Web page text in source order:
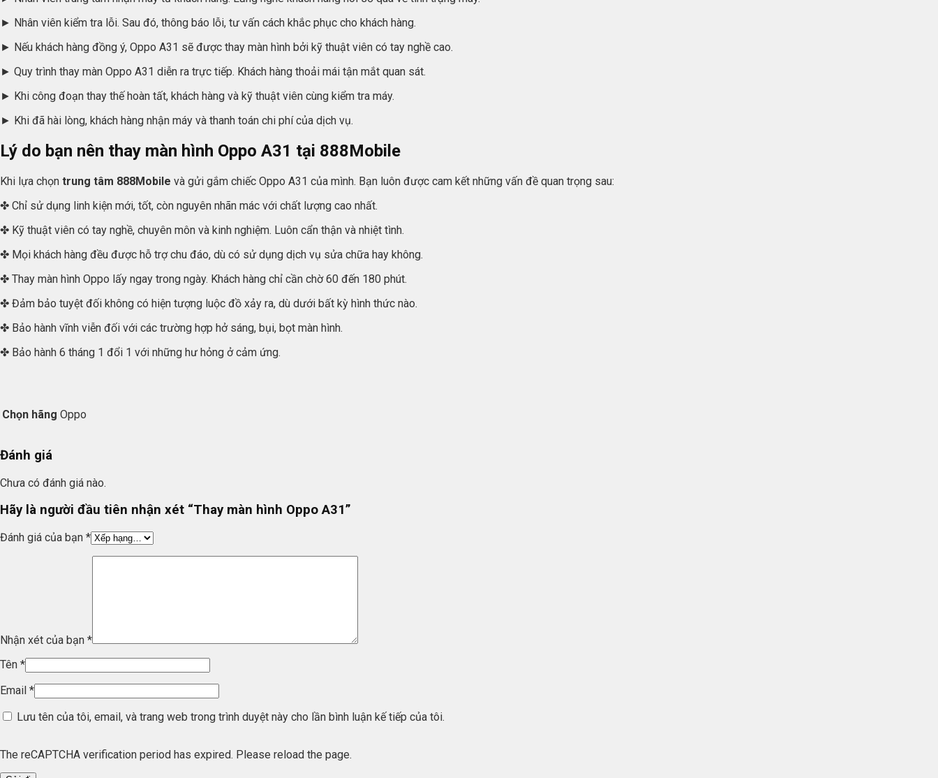
► Nhân viên kiểm tra lỗi. Sau đó, thông báo lỗi, tư vấn cách khắc phục cho khách hàng.
► Nếu khách hàng đồng ý, Oppo A31 sẽ được thay màn hình bởi kỹ thuật viên có tay nghề cao.
► Quy trình thay màn Oppo A31 diễn ra trực tiếp. Khách hàng thoải mái tận mắt quan sát.
► Khi công đoạn thay thế hoàn tất, khách hàng và kỹ thuật viên cùng kiểm tra máy.
► Khi đã hài lòng, khách hàng nhận máy và thanh toán chi phí của dịch vụ.
Lý do bạn nên thay màn hình Oppo A31 tại 888Mobile
Khi lựa chọn trung tâm 888Mobile và gửi gắm chiếc Oppo A31 của mình. Bạn luôn được cam kết những vấn đề quan trọng sau:
✤ Chỉ sử dụng linh kiện mới, tốt, còn nguyên nhãn mác với chất lượng cao nhất.
✤ Kỹ thuật viên có tay nghề, chuyên môn và kinh nghiệm. Luôn cẩn thận và nhiệt tình.
✤ Mọi khách hàng đều được hỗ trợ chu đáo, dù có sử dụng dịch vụ sửa chữa hay không.
✤ Thay màn hình Oppo lấy ngay trong ngày. Khách hàng chỉ cần chờ 60 đến 180 phút.
✤ Đảm bảo tuyệt đối không có hiện tượng luộc đồ xảy ra, dù dưới bất kỳ hình thức nào.
✤ Bảo hành vĩnh viễn đối với các trường hợp hở sáng, bụi, bọt màn hình.
✤ Bảo hành 6 tháng 1 đổi 1 với những hư hỏng ở cảm ứng.
Chọn hãng Oppo
Đánh giá
Chưa có đánh giá nào.
Hãy là người đầu tiên nhận xét “Thay màn hình Oppo A31”
Đánh giá của bạn *
Nhận xét của bạn *
Tên *
Email *
Lưu tên của tôi, email, và trang web trong trình duyệt này cho lần bình luận kế tiếp của tôi.
The reCAPTCHA verification period has expired. Please reload the page.